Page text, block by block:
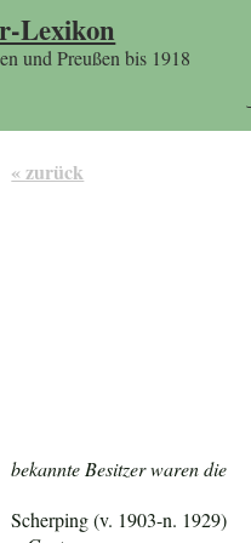
Lexikon
und Preußen bis 1918
« zurück
bekannte Besitzer waren die
Scherping (v. 1903-n. 1929)